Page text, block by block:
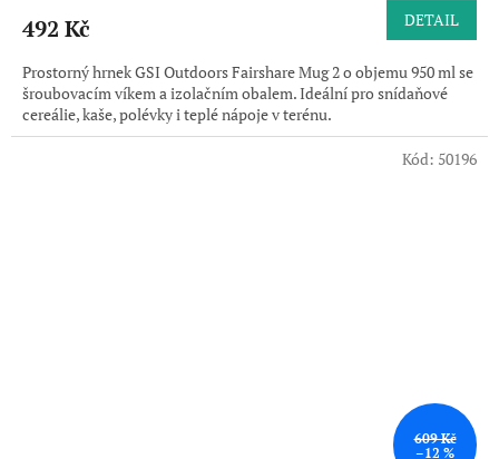
492 Kč DETAIL
Prostorný hrnek GSI Outdoors Fairshare Mug 2 o objemu 950 ml se
šroubovacím víkem a izolačním obalem. Ideální pro snídaňové
cereálie, kaše, polévky i teplé nápoje v terénu.
609 Kč
–12 %
Kód: 50196